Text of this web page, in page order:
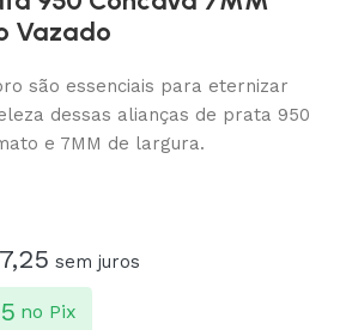
Vazado
são essenciais para eternizar
dessas alianças de prata 950
e 7MM de largura.
sem juros
no Pix